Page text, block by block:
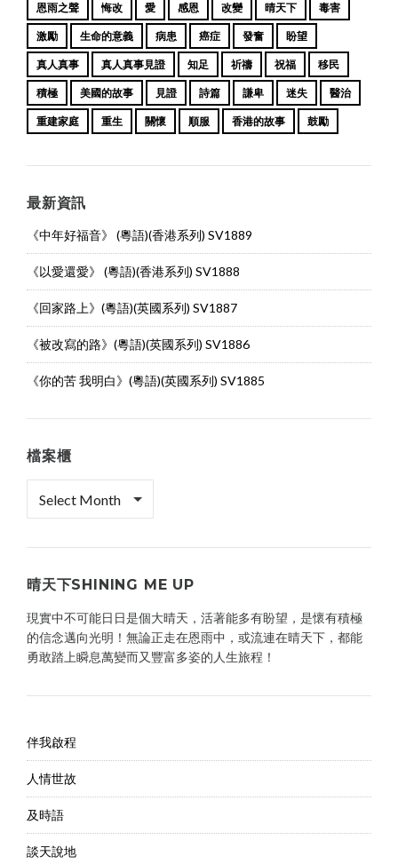
恩雨之聲 悔改 愛 感恩 改變 晴天下 毒害
激勵 生命的意義 病患 癌症 發奮 盼望
真人真事 真人真事見證 知足 祈禱 祝福 移民
積極 美國的故事 見證 詩篇 謙卑 迷失 醫治
重建家庭 重生 關懷 順服 香港的故事 鼓勵
最新資訊
《中年好福音》 (粵語)(香港系列) SV1889
《以愛還愛》 (粵語)(香港系列) SV1888
《回家路上》(粵語)(英國系列) SV1887
《被改寫的路》(粵語)(英國系列) SV1886
《你的苦 我明白》(粵語)(英國系列) SV1885
檔案櫃
晴天下SHINING ME UP
現實中不可能日日是個大晴天，活著能多有盼望，是懷有積極
的信念邁向光明！無論正走在恩雨中，或流連在晴天下，都能
勇敢踏上瞬息萬變而又豐富多姿的人生旅程！
伴我啟程
人情世故
及時語
談天說地